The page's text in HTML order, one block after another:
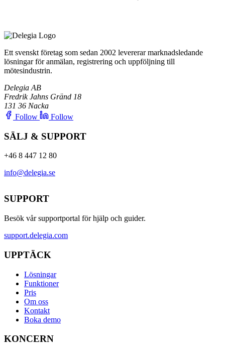
Ett svenskt företag som sedan 2002 levererar marknadsledande
lösningar för anmälan, registrering och uppföljning till
mötesindustrin.
Delegia AB
Fredrik Jahns Gränd 18
131 36 Nacka
Follow
Follow
SÄLJ & SUPPORT
+46 8 447 12 80
info@delegia.se
SUPPORT
Besök vår supportportal för hjälp och guider.
support.delegia.com
UPPTÄCK
Lösningar
Funktioner
Pris
Om oss
Kontakt
Boka demo
KONCERN